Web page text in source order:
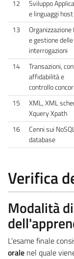
12
Sviluppo
e linguaggi host
13
e gestione delle
interrogazioni
14
Transazioni,
affidabilità e
controllo
15
XML, XML
Xquery Xpath
16
Cenni sui
database
Verifica
Modalità
L'esame finale
orale nel quale